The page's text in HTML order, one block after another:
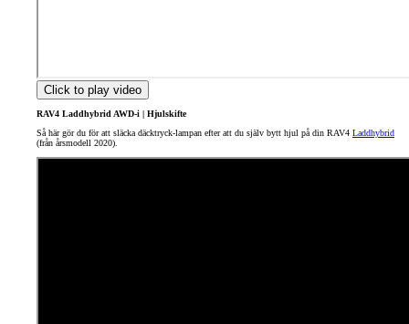
Click to play video
RAV4 Laddhybrid AWD-i | Hjulskifte
Så här gör du för att släcka däcktryck-lampan efter att du själv bytt hjul på din RAV4 Laddhybrid
(från årsmodell 2020).